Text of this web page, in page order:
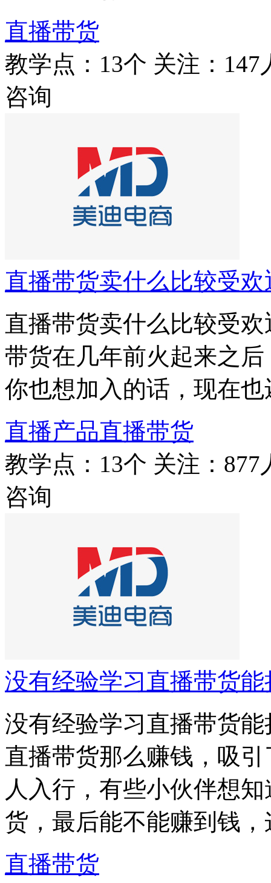
直播带货
教学点：13个 关注：147
咨询
直播带货卖什么比较受
直播带货卖什么比较受
带货在几年前火起来之
你也想加入的话，现在
直播产品直播带货
教学点：13个 关注：877
咨询
没有经验学习直播带货
没有经验学习直播带货
直播带货那么赚钱，吸
人入行，有些小伙伴想
货，最后能不能赚到钱
直播带货